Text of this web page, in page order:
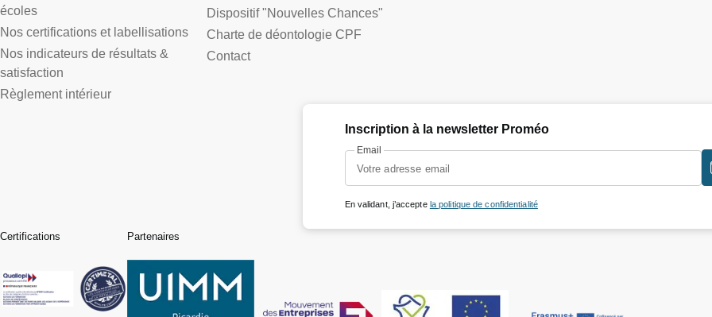
écoles
Nos certifications et labellisations
Nos indicateurs de résultats &
satisfaction
Règlement intérieur
Dispositif "Nouvelles Chances"
Charte de déontologie CPF
Contact
Inscription à la newsletter Proméo
Email
En validant, j’accepte la politique de confidentialité
Certifications Partenaires